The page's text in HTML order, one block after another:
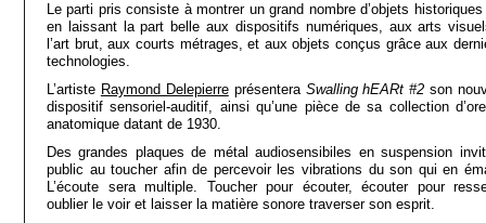
Le parti pris consiste à montrer un grand nombre d’objets
en laissant la part belle aux dispositifs numériques, aux arts
l’art brut, aux courts métrages, et aux objets conçus grâce aux
technologies.
L’artiste Raymond Delepierreprésentera Swalling hEARt #2 son
dispositif sensoriel-auditif, ainsi qu’une pièce de sa collection
anatomique datant de 1930.
Des grandes plaques de métal audiosensibiles en suspension
public au toucher afin de percevoir les vibrations du son qui en
L’écoute sera multiple. Toucher pour écouter, écouter pour
oublier le voir et laisser la matière sonore traverser son esprit.